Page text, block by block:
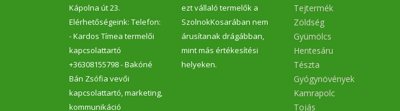
Kápolna út 23.
Elérhetőségeink: Telefon:
- Kardos Tímea termelői
kapcsolattartó
+36308155798 - Bakóné
Bán Zsófia vevői
kapcsolattartó, marketing,
kommunikáció
ezt vállaló termelők a
SzolnokKosarában nem
árusítanak drágábban,
mint más értékesítési
helyeken.
Tejtermék
Zöldség
Gyümölcs
Hentesáru
Tészta
Gyógynövények
Kamrapolc
Tojás